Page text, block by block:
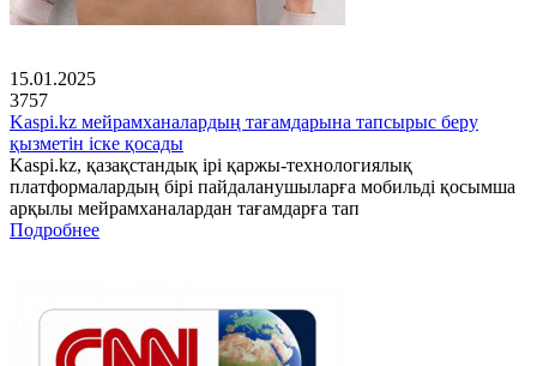
15.01.2025
3757
Kaspi.kz мейрамханалардың тағамдарына тапсырыс беру
қызметін іске қосады
Kaspi.kz, қазақстандық ірі қаржы-технологиялық
платформалардың бірі пайдаланушыларға мобильді қосымша
арқылы мейрамханалардан тағамдарға тап
Подробнее